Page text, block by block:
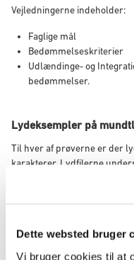
Dette websted bruger
Vi bruger cookies til at
Vejledningerne indeholder:
Faglige mål
Bedømmelseskriterier
Udlændinge- og
bedømmelser.
Lydeksempler på
Til hver af prøverne er der
karakterer. Lydfilerne
bedømmertræningen.
SIRIs